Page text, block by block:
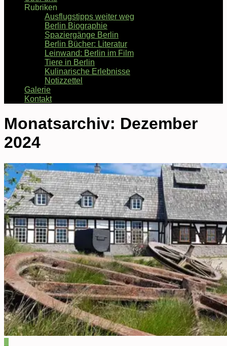
Rubriken
Ausflugstipps weiter weg
Berlin Biographie
Spaziergänge Berlin
Berlin Bücher: Literatur
Leinwand: Berlin im Film
Tiere in Berlin
Kulinarische Erlebnisse
Notizzettel
Galerie
Kontakt
Monatsarchiv: Dezember
2024